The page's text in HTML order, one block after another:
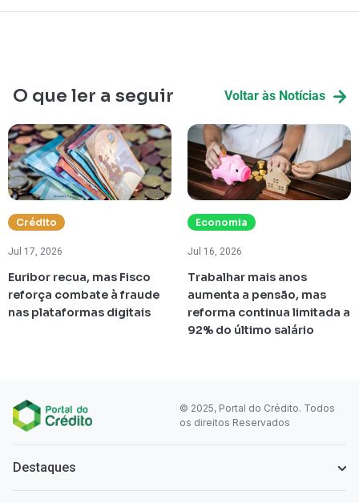
O que ler a seguir Voltar às Notícias
Crédito
Jul 17, 2026
Euribor recua, mas Fisco
reforça combate à fraude
nas plataformas digitais
Economia
Jul 16, 2026
Trabalhar mais anos
aumenta a pensão, mas
reforma continua limitada a
92% do último salário
© 2025, Portal do Crédito. Todos
os direitos Reservados
Destaques